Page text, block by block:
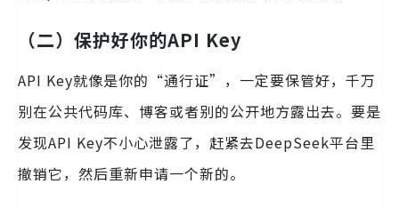
（二）保护好你的API Key
API Key就像是你的“通行证”，一定要保管好，千万
别在公共代码库、博客或者别的公开地方露出去。要是
发现API Key不小心泄露了，赶紧去DeepSeek平台里
撤销它，然后重新申请一个新的。